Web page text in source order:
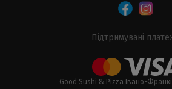
Підтримувані
Good Sushi & Pizza Івано-